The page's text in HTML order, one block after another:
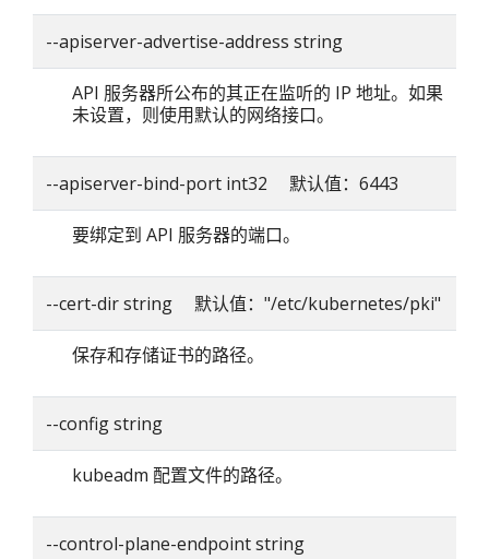
--apiserver-advertise-address string
API 服务器所公布的其正在监听的 IP 地址。如果
未设置，则使用默认的网络接口。
--apiserver-bind-port int32 默认值：6443
要绑定到 API 服务器的端口。
--cert-dir string 默认值："/etc/kubernetes/pki"
保存和存储证书的路径。
--config string
kubeadm 配置文件的路径。
--control-plane-endpoint string